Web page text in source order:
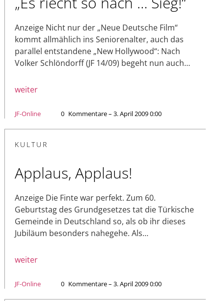
Anzeige Nicht nur der „Neue Deutsche Film“
kommt allmählich ins Seniorenalter, auch das
parallel entstandene „New Hollywood“: Nach
Volker Schlöndorff (JF 14/09) begeht nun auch…
weiter
JF-Online 0 Kommentare – 3. April 2009 0:00
KULTUR
Applaus, Applaus!
Anzeige Die Finte war perfekt. Zum 60.
Geburtstag des Grundgesetzes tat die Türkische
Gemeinde in Deutschland so, als ob ihr dieses
Jubiläum besonders nahegehe. Als…
weiter
JF-Online 0 Kommentare – 3. April 2009 0:00